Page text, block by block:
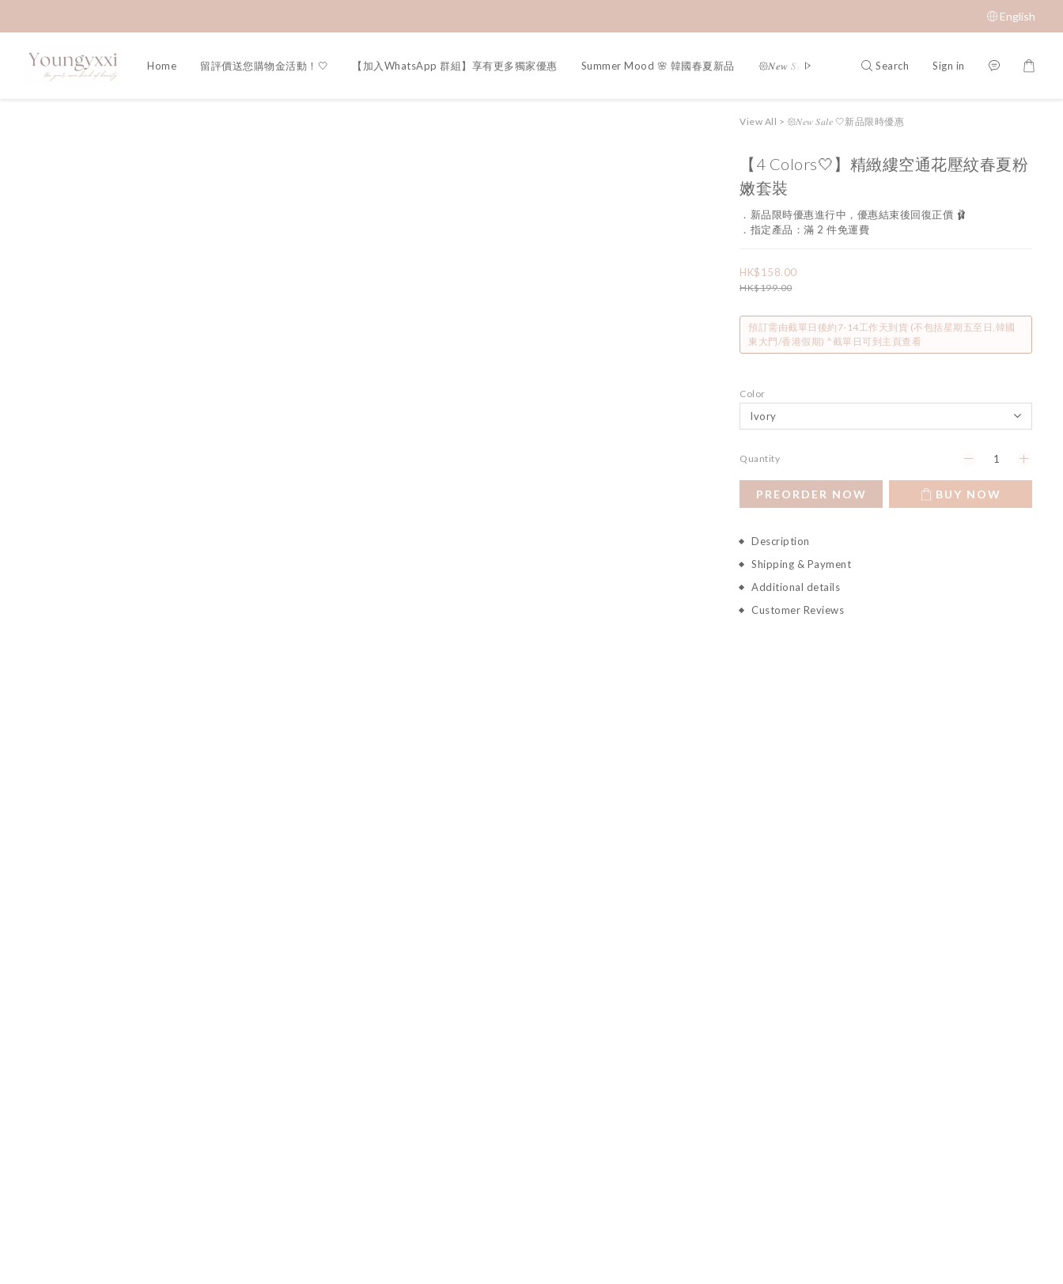
English
Home 留評價送您購物金活動！🤍 【加入WhatsApp 群組】享有更多獨家優惠 Summer Mood 🌸 韓國春夏新品 𑁍𝑁𝑒𝑤 𝑆𝑎𝑙𝑒 🤍新品限時優惠 限時成本價優惠 低至 $65
Search Sign in
View All > 𑁍𝑁𝑒𝑤 𝑆𝑎𝑙𝑒 🤍新品限時優惠
【4 Colors🤍】精緻縷空通花壓紋春夏粉
嫩套裝
．新品限時優惠進行中，優惠結束後回復正價 🩰
．指定產品：滿 2 件免運費
HK$158.00
HK$199.00
預訂需由截單日後約7-14工作天到貨 (不包括星期五至日,韓國
東大門/香港假期) ^截單日可到主頁查看
Color
Quantity
PREORDER NOW BUY NOW
Description
Shipping & Payment
Additional details
Customer Reviews